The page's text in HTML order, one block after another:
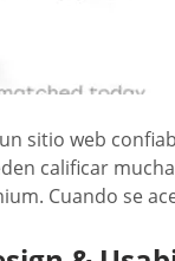
sitio web
calificar
Cuando se